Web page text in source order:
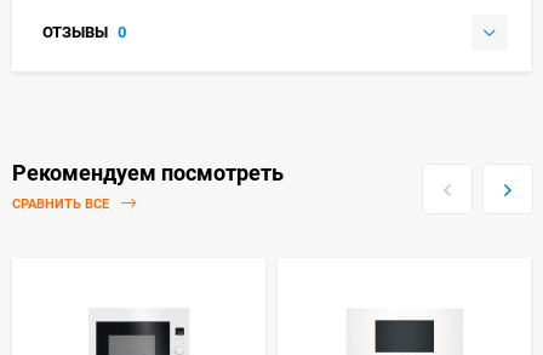
ОТЗЫВЫ 0
Рекомендуем посмотреть
СРАВНИТЬ ВСЕ